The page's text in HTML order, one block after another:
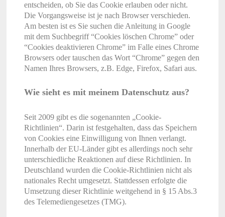
entscheiden, ob Sie das Cookie erlauben oder nicht.
Die Vorgangsweise ist je nach Browser verschieden.
Am besten ist es Sie suchen die Anleitung in Google
mit dem Suchbegriff “Cookies löschen Chrome” oder
“Cookies deaktivieren Chrome” im Falle eines Chrome
Browsers oder tauschen das Wort “Chrome” gegen den
Namen Ihres Browsers, z.B. Edge, Firefox, Safari aus.
Wie sieht es mit meinem Datenschutz aus?
Seit 2009 gibt es die sogenannten „Cookie-
Richtlinien“. Darin ist festgehalten, dass das Speichern
von Cookies eine Einwilligung von Ihnen verlangt.
Innerhalb der EU-Länder gibt es allerdings noch sehr
unterschiedliche Reaktionen auf diese Richtlinien. In
Deutschland wurden die Cookie-Richtlinien nicht als
nationales Recht umgesetzt. Stattdessen erfolgte die
Umsetzung dieser Richtlinie weitgehend in § 15 Abs.3
des Telemediengesetzes (TMG).